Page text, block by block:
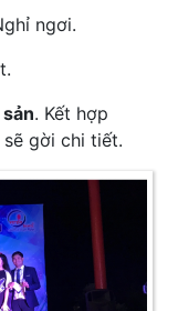
ngơi.
. Kết hợp
sẽ gời chi tiết.